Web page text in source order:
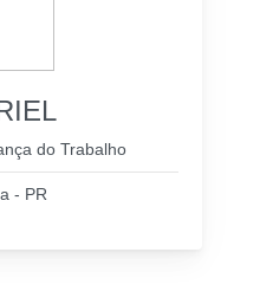
do Trabalho
- PR